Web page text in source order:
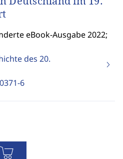
eBook-Ausgabe 2022;
des 20.
6